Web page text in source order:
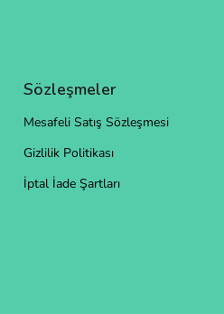
Sözleşmeler
Mesafeli Satış Sözleşmesi
Gizlilik Politikası
İptal İade Şartları